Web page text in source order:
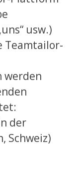
usw.)
Teamtailor-
werden
der
Schweiz)